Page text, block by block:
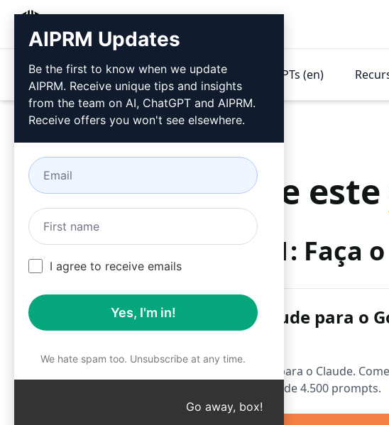
Produtos Preços Prompts GPTs (en)
Tente este
Etapa 1: Faça
AIPRM Claude para o
Apresentamos o AIPRM para o Claude.
gratuitamente com mais de 4.500 prompts.
AIPRM Updates
Be the first to know when we update
AIPRM. Receive unique tips and insights
from the team on AI, ChatGPT and AIPRM.
Receive offers you won't see elsewhere.
I agree to receive emails
Yes, I'm in!
We hate spam too. Unsubscribe at any time.
Go away, box!